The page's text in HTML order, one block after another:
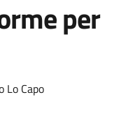
per
Lo Capo